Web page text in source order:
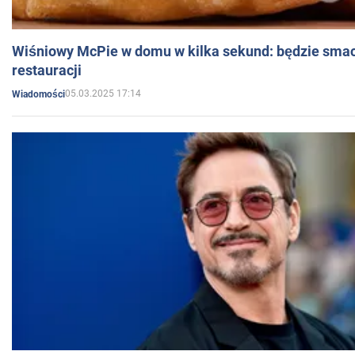
Wiśniowy McPie w domu w kilka sekund: będzie
restauracji
Wiadomości05.03.2025 17:14